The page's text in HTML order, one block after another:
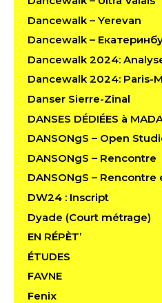
Dancewalk – Yerevan
Dancewalk –
Dancewalk 2024:
Dancewalk 2024: Paris-
Danser Sierre-Zinal
DANSES DÉDIÉES à
DANSONgS – Open
DANSONgS – Rencontre
DANSONgS – Rencontre
DW24 : Inscript
Dyade (Court métrage)
EN RÉPÈT’
ÉTUDES
FAVNE
Fenix